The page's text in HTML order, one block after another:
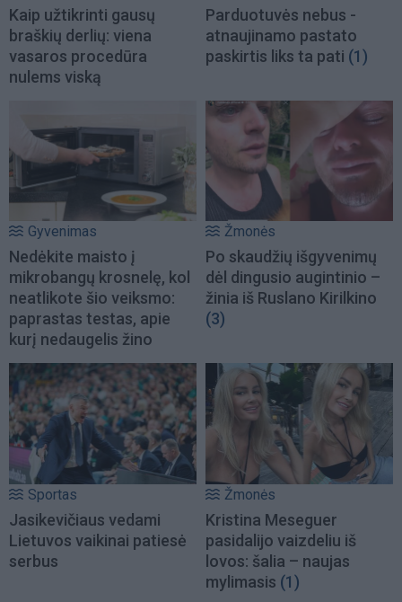
Kaip užtikrinti gausų
braškių derlių: viena
vasaros procedūra
nulems viską
Parduotuvės nebus -
atnaujinamo pastato
paskirtis liks ta pati (1)
Gyvenimas
Nedėkite maisto į
mikrobangų krosnelę, kol
neatlikote šio veiksmo:
paprastas testas, apie
kurį nedaugelis žino
Žmonės
Po skaudžių išgyvenimų
dėl dingusio augintinio –
žinia iš Ruslano Kirilkino
(3)
Sportas
Jasikevičiaus vedami
Lietuvos vaikinai patiesė
serbus
Žmonės
Kristina Meseguer
pasidalijo vaizdeliu iš
lovos: šalia – naujas
mylimasis (1)